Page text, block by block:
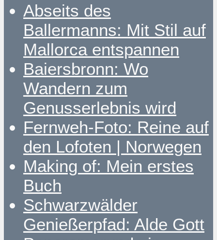
Abseits des
Ballermanns: Mit Stil auf
Mallorca entspannen
Baiersbronn: Wo
Wandern zum
Genusserlebnis wird
Fernweh-Foto: Reine auf
den Lofoten | Norwegen
Making of: Mein erstes
Buch
Schwarzwälder
Genießerpfad: Alde Gott